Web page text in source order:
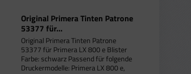
Original Primera Tinten Patrone
53377 für...
Original Primera Tinten Patrone
53377 für Primera LX 800 e Blister
Farbe: schwarz Passend für folgende
Druckermodelle: Primera LX 800 e,